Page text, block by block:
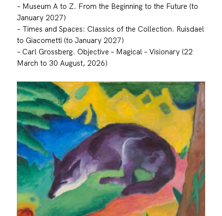
– Museum A to Z. From the Beginning to the Future (to
January 2027)
– Times and Spaces: Classics of the Collection. Ruisdael
to Giacometti (to January 2027)
– Carl Grossberg. Objective – Magical – Visionary (22
March to 30 August, 2026)